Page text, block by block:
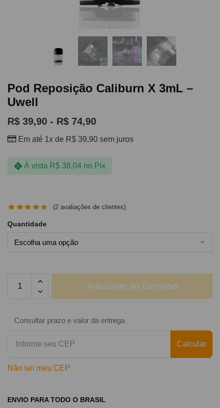
Pod Reposição Caliburn X 3mL –
Uwell
R$ 39,90 - R$ 74,90
Em até 1x de R$ 39,90 sem juros
À vista R$38,04 no Pix
(2 avaliações de clientes)
Quantidade
Adicionar ao carrinho
Consultar prazo e valor da entrega
Calcular
Não sei meu CEP
ENVIO PARA TODO O BRASIL